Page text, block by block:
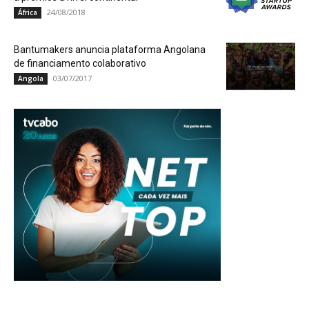
África 24/08/2018
Bantumakers anuncia plataforma Angolana
de financiamento colaborativo
Angola 03/07/2017